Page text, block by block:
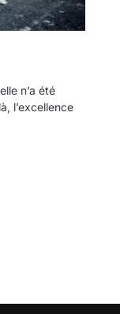
n’a été
l’excellence